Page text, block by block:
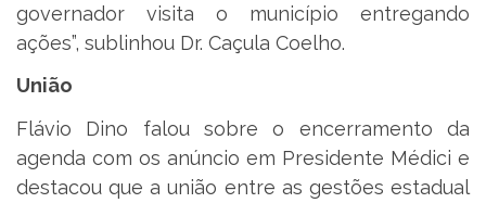
governador visita o município entregando
ações”, sublinhou Dr. Caçula Coelho.
União
Flávio Dino falou sobre o encerramento da
agenda com os anúncio em Presidente Médici e
destacou que a união entre as gestões estadual